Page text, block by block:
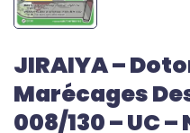
JIRAIYA –
Marécages
008/130 – UC